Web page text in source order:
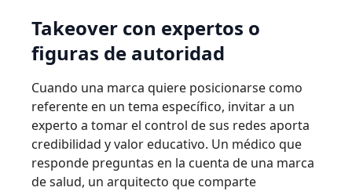
Takeover con expertos o
figuras de autoridad
Cuando una marca quiere posicionarse como
referente en un tema específico, invitar a un
experto a tomar el control de sus redes aporta
credibilidad y valor educativo. Un médico que
responde preguntas en la cuenta de una marca
de salud, un arquitecto que comparte